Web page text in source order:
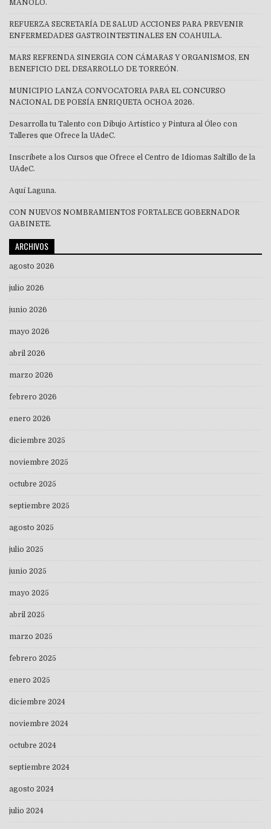
MANOLO.
REFUERZA SECRETARÍA DE SALUD ACCIONES PARA PREVENIR
ENFERMEDADES GASTROINTESTINALES EN COAHUILA.
MARS REFRENDA SINERGIA CON CÁMARAS Y ORGANISMOS, EN
BENEFICIO DEL DESARROLLO DE TORREÓN.
MUNICIPIO LANZA CONVOCATORIA PARA EL CONCURSO
NACIONAL DE POESÍA ENRIQUETA OCHOA 2026.
Desarrolla tu Talento con Dibujo Artístico y Pintura al Óleo con
Talleres que Ofrece la UAdeC.
Inscríbete a los Cursos que Ofrece el Centro de Idiomas Saltillo de la
UAdeC.
Aquí Laguna.
CON NUEVOS NOMBRAMIENTOS FORTALECE GOBERNADOR
GABINETE.
ARCHIVOS
agosto 2026
julio 2026
junio 2026
mayo 2026
abril 2026
marzo 2026
febrero 2026
enero 2026
diciembre 2025
noviembre 2025
octubre 2025
septiembre 2025
agosto 2025
julio 2025
junio 2025
mayo 2025
abril 2025
marzo 2025
febrero 2025
enero 2025
diciembre 2024
noviembre 2024
octubre 2024
septiembre 2024
agosto 2024
julio 2024